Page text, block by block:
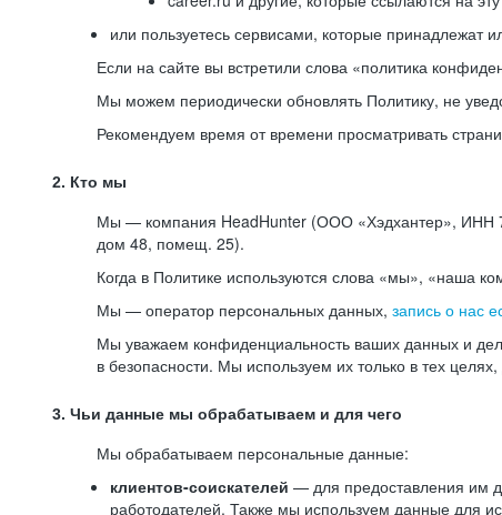
или пользуетесь сервисами, которые принадлежат
Если на сайте вы встретили слова «политика
Мы можем периодически обновлять Политику, не
Рекомендуем время от времени просматривать
2. Кто мы
Мы — компания HeadHunter (ООО «Хэдхантер», ИНН
дом 48, помещ. 25).
Когда в Политике используются слова «мы», «наша
Мы — оператор персональных данных, запись о нас
Мы уважаем конфиденциальность ваших данных и
в безопасности. Мы используем их только в тех
3. Чьи данные мы обрабатываем и для чего
Мы обрабатываем персональные данные:
клиентов-соискателей — для предоставления им
работодателей. Также мы используем данные для